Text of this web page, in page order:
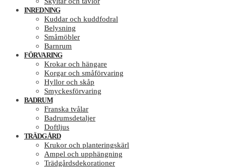
INREDNING
Kuddar och kuddfodral
Belysning
Småmöbler
Barnrum
FÖRVARING
Krokar och hängare
Korgar och småförvaring
Hyllor och skåp
Smyckesförvaring
BADRUM
Franska tvålar
Badrumsdetaljer
Doftljus
TRÄDGÅRD
Krukor och planteringskärl
Ampel och upphängning
Trädgårdsdekorationer